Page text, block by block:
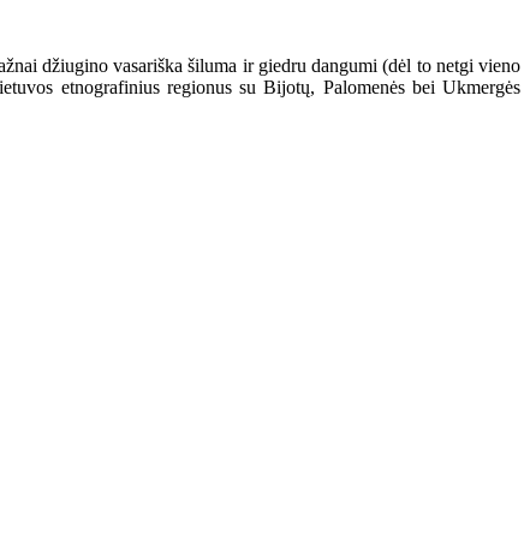
džiugino vasariška šiluma ir giedru dangumi (dėl to netgi vieno
etnografinius regionus su Bijotų, Palomenės bei Ukmergės